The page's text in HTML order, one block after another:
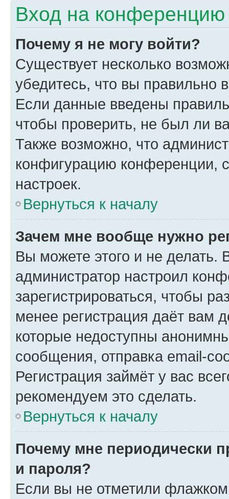
Вход на конференцию
Почему я не могу войти?
Существует несколько
убедитесь, что вы правильно
Если данные введены
чтобы проверить, не был ли
Также возможно, что
конфигурацию конференции,
настроек.
Вернуться к началу
Зачем мне вообще нужно
Вы можете этого и не делать.
администратор настроил
зарегистрироваться, чтобы
менее регистрация даёт вам
которые недоступны
сообщения, отправка email-
Регистрация займёт у вас
рекомендуем это сделать.
Вернуться к началу
Почему мне периодически
и пароля?
Если вы не отметили